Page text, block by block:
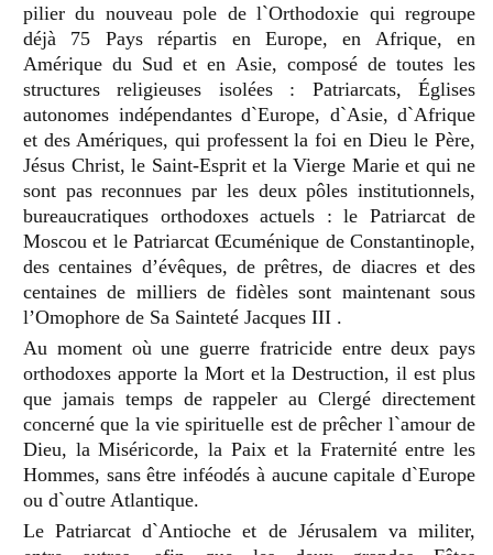
pilier du nouveau pole de l`Orthodoxie qui regroupe
déjà 75 Pays répartis en Europe, en Afrique, en
Amérique du Sud et en Asie, composé de toutes les
structures religieuses isolées : Patriarcats, Églises
autonomes indépendantes d`Europe, d`Asie, d`Afrique
et des Amériques, qui professent la foi en Dieu le Père,
Jésus Christ, le Saint-Esprit et la Vierge Marie et qui ne
sont pas reconnues par les deux pôles institutionnels,
bureaucratiques orthodoxes actuels : le Patriarcat de
Moscou et le PatriarcatŒcuménique de Constantinople,
des centaines d’évêques, de prêtres, de diacres et des
centaines de milliers de fidèles sont maintenant sous
l’Omophore de Sa Sainteté Jacques III .
Au moment oùune guerre fratricide entre deux pays
orthodoxes apporte la Mort et la Destruction, il est plus
que jamais temps de rappeler au Clergé directement
concerné que la vie spirituelle est de prêcher l`amour de
Dieu, la Miséricorde, la Paix et la Fraternité entre les
Hommes, sans être inféodés à aucune capitale d`Europe
ou d`outre Atlantique.
Le Patriarcat d`Antioche et de Jérusalem va militer,